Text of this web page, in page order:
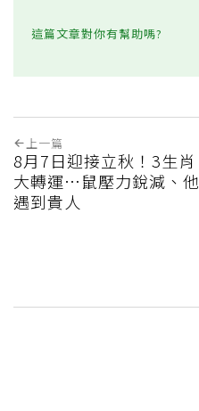
這篇文章對你有幫助嗎?
上一篇
8月7日迎接立秋！3生肖
大轉運…鼠壓力銳減、他
遇到貴人